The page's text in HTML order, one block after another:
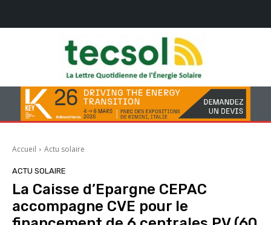
Accueil Actu solaire
ACTU SOLAIRE
La Caisse d’Epargne CEPAC
accompagne CVE pour le